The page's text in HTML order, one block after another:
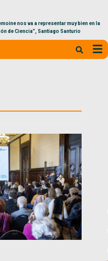
nos va a representar muy bien en la
Ciencia”, Santiago Santurio